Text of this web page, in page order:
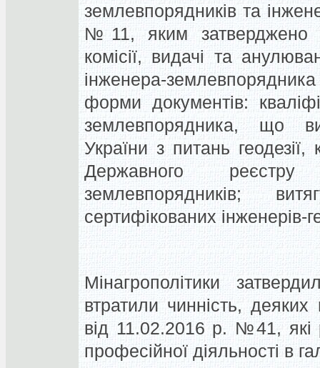
землевпорядників та
№11, яким затверджено
комісії, видачі та
інженера-
форми документів:
землевпорядника, що
України з питань
Державного реєстру
землевпорядників;
сертифікованих інженерів-
Мінагрополітики
втратили чинність, деяких
від 11.02.2016 р. №41, які
професійної діяльності в